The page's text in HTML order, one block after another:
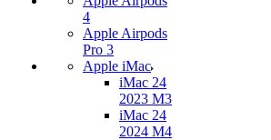
4
Apple Airpods
Pro 3
Apple iMac
iMac 24
2023 M3
iMac 24
2024 M4